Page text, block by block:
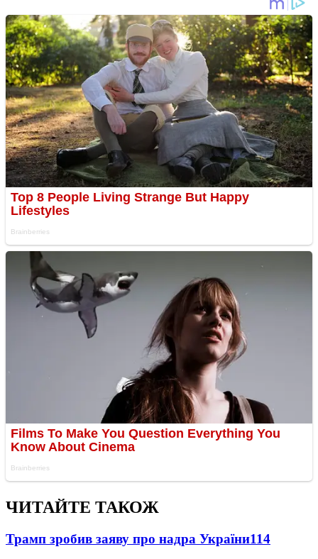
ЧИТАЙТЕ ТАКОЖ
Трамп зробив заяву про надра України114